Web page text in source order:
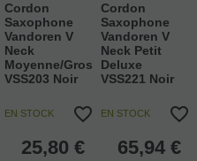
Cordon
Saxophone
Vandoren V
Neck
Moyenne/Gros
VSS203 Noir
EN STOCK
25,80 €
Cordon
Saxophone
Vandoren V
Neck Petit
Deluxe
VSS221 Noir
EN STOCK
65,94 €